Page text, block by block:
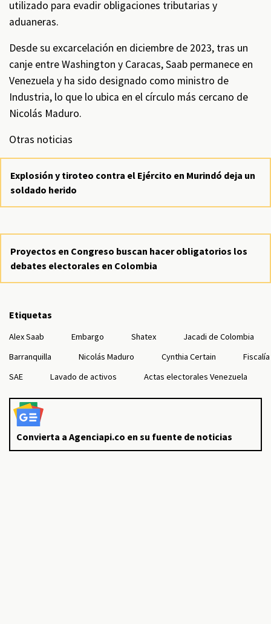
utilizado para evadir obligaciones tributarias y
aduaneras.
Desde su excarcelación en diciembre de 2023, tras un
canje entre Washington y Caracas, Saab permanece en
Venezuela y ha sido designado como ministro de
Industria, lo que lo ubica en el círculo más cercano de
Nicolás Maduro.
Otras noticias
Explosión y tiroteo contra el Ejército en Murindó deja un
soldado herido
Proyectos en Congreso buscan hacer obligatorios los
debates electorales en Colombia
Etiquetas
Alex Saab Embargo Shatex
Jacadi de Colombia
Barranquilla
Nicolás Maduro Cynthia Certain
Fiscalía
SAE
Lavado de activos Actas electorales Venezuela
Convierta a Agenciapi.co en su fuente de noticias